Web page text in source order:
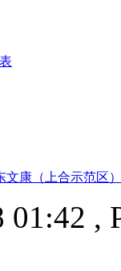
文康（上合示范区
01:42 ,